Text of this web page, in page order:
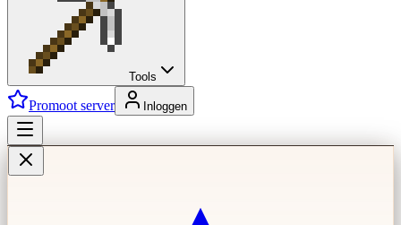
Tools
Promoot server Inloggen